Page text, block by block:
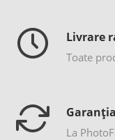
Livrare
Toate
La